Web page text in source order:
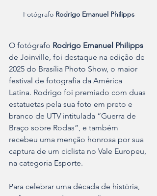
Fotógrafo Rodrigo Emanuel Philipps
O fotógrafo Rodrigo Emanuel Philipps
de Joinville, foi destaque na edição de
2025 do Brasília Photo Show, o maior
festival de fotografia da América
Latina. Rodrigo foi premiado com duas
estatuetas pela sua foto em preto e
branco de UTV intitulada “Guerra de
Braço sobre Rodas”, e também
recebeu uma menção honrosa por sua
captura de um ciclista no Vale Europeu,
na categoria Esporte.
Para celebrar uma década de história,